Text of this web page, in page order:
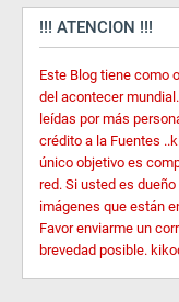
!!! ATENCION !!!
Este Blog tiene como
del acontecer
leídas por más
crédito a la Fuentes
único objetivo es
red. Si usted es
imágenes que están
Favor enviarme un
brevedad posible.